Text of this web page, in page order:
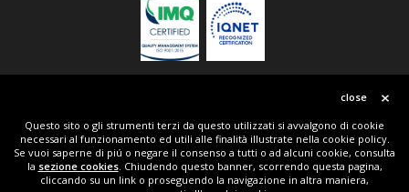
© Copyright 2018 | All Rights Reserved | Telestar srl P.IVA IT01836150134 | Powered by Tripla
W + Telestar
close
Questo sito o gli strumenti terzi da questo utilizzati si avvalgono di cookie
necessari al funzionamento ed utili alle finalità illustrate nella cookie policy.
Se vuoi saperne di piú o negare il consenso a tutti o ad alcuni cookie, consulta
la sezione cookies. Chiudendo questo banner, scorrendo questa pagina,
cliccando su un link o proseguendo la navigazione in altra maniera,